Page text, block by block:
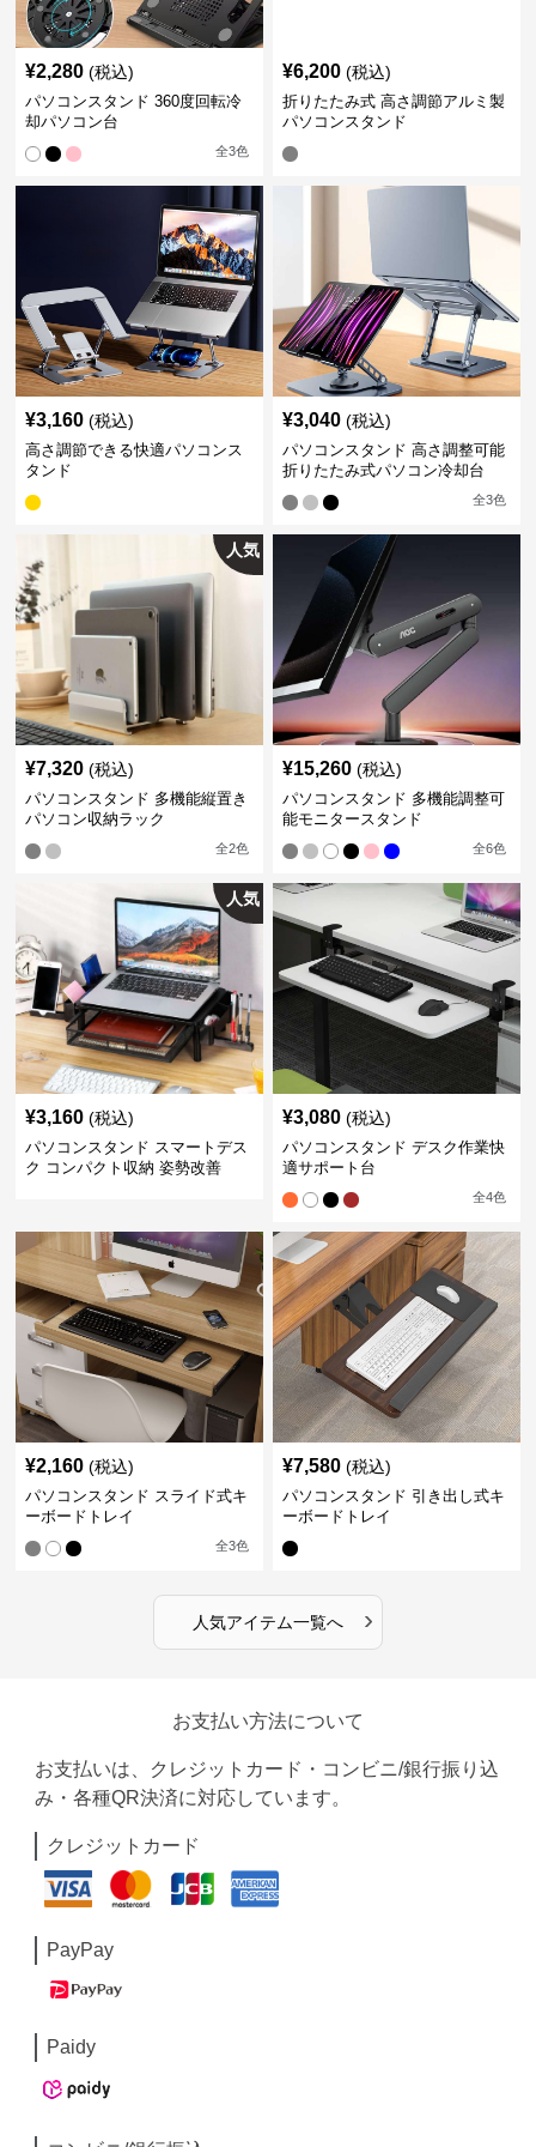
¥2,280 (税込)
パソコンスタンド 360度回転冷
却パソコン台
全3色
¥6,200 (税込)
折りたたみ式 高さ調節アルミ製
パソコンスタンド
¥3,160 (税込)
高さ調節できる快適パソコンス
タンド
¥3,040 (税込)
パソコンスタンド 高さ調整可能
折りたたみ式パソコン冷却台
全3色
人気
¥7,320 (税込)
パソコンスタンド 多機能縦置き
パソコン収納ラック
全2色
¥15,260 (税込)
パソコンスタンド 多機能調整可
能モニタースタンド
全6色
人気
¥3,160 (税込)
パソコンスタンド スマートデス
ク コンパクト収納 姿勢改善
¥3,080 (税込)
パソコンスタンド デスク作業快
適サポート台
全4色
¥2,160 (税込)
パソコンスタンド スライド式キ
ーボードトレイ
全3色
¥7,580 (税込)
パソコンスタンド 引き出し式キ
ーボードトレイ
人気アイテム一覧へ ›
お支払い方法について
お支払いは、クレジットカード・コンビニ/銀行振り込
み・各種QR決済に対応しています。
クレジットカード
PayPay
Paidy